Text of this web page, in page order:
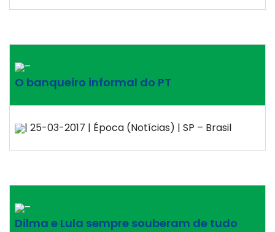
–
O banqueiro informal do PT
| 25-03-2017 | Época (Notícias) | SP – Brasil
–
Dilma e Lula sempre souberam de tudo